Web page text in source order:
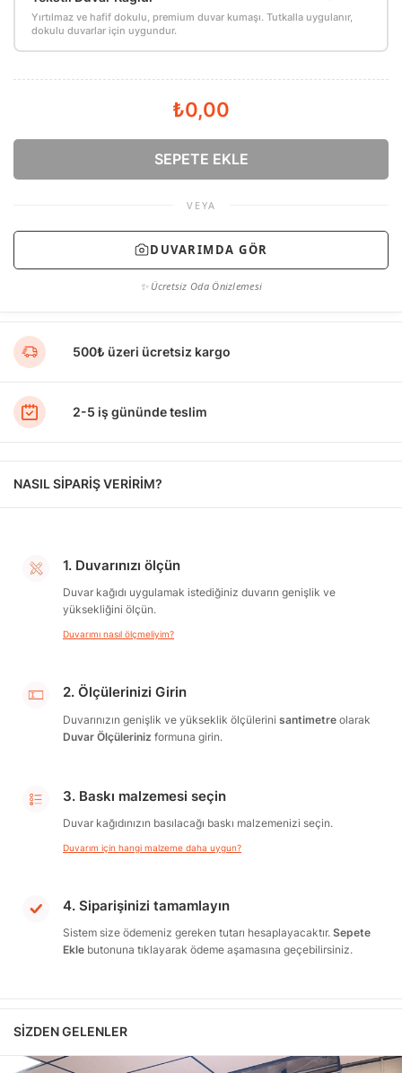
Yırtılmaz ve hafif dokulu, premium duvar kumaşı. Tutkalla uygulanır,
dokulu duvarlar için uygundur.
₺0,00
SEPETE EKLE
VEYA
DUVARIMDA GÖR
✨ Ücretsiz Oda Önizlemesi
500₺ üzeri ücretsiz kargo
2-5 iş gününde teslim
NASIL SİPARİŞ VERİRİM?
1. Duvarınızı ölçün
Duvar kağıdı uygulamak istediğiniz duvarın genişlik ve
yüksekliğini ölçün.
Duvarımı nasıl ölçmeliyim?
2. Ölçülerinizi Girin
Duvarınızın genişlik ve yükseklik ölçülerini santimetre olarak
Duvar Ölçüleriniz formuna girin.
3. Baskı malzemesi seçin
Duvar kağıdınızın basılacağı baskı malzemenizi seçin.
Duvarım için hangi malzeme daha uygun?
4. Siparişinizi tamamlayın
Sistem size ödemeniz gereken tutarı hesaplayacaktır. Sepete
Ekle butonuna tıklayarak ödeme aşamasına geçebilirsiniz.
SIZDEN GELENLER